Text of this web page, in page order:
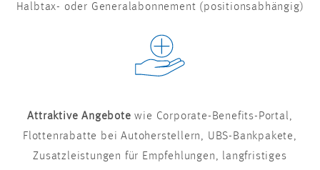
Halbtax- oder Generalabonnement (positionsabhängig)
Attraktive Angebote wie Corporate-Benefits-Portal,
Flottenrabatte bei Autoherstellern, UBS-Bankpakete,
Zusatzleistungen für Empfehlungen, langfristiges